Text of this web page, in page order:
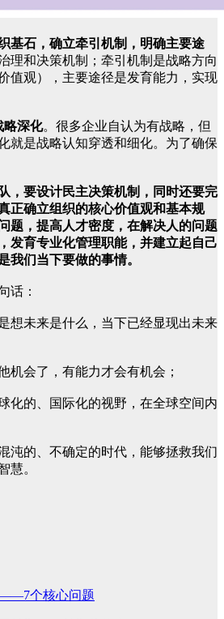
基石，确立牵引机制，明确主要途
理和决策机制；牵引机制是战略方向
值观），主要途径是发育能力，实现
略深化。很多企业自认为有战略，但
就是战略认知穿透和细化。为了确保
，要设计民主决策机制，同时还要完
正确立组织的核心价值观和基本规
题，提高人才密度，在解决人的问题
发育专业化管理职能，并建立起自己
们当下要做的事情。
话：
未来是什么，当下已经显现出未来
会了，有能力才会有机会；
的、国际化的视野，在全球空间内
沌的、不确定的时代，能够拯救我们
慧。
——7个核心问题